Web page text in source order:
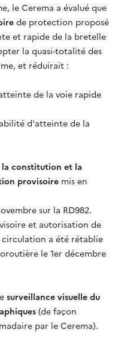
le Cerema a évalué que
de protection proposé
et rapide de la bretelle
la quasi-totalité des
et réduirait :
de la voie rapide
d'atteinte de la
constitution et la
provisoire mis en
sur la RD982.
et autorisation de
circulation a été rétablie
le 1er décembre
surveillance visuelle du
(de façon
par le Cerema).